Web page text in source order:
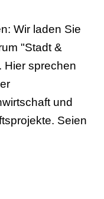
Wir laden Sie
"Stadt &
Hier sprechen
und
Seien